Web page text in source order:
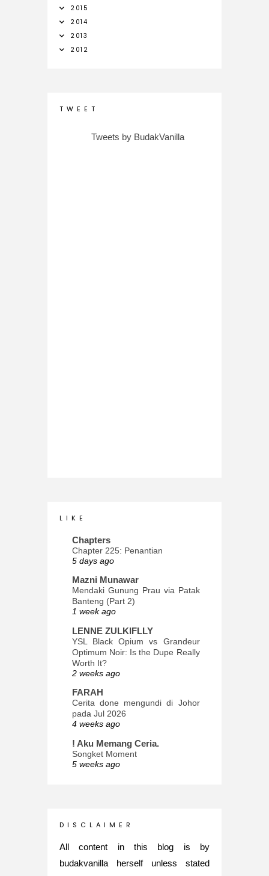
2015
2014
2013
2012
T W E E T
Tweets by BudakVanilla
L I K E
Chapters
Chapter 225: Penantian
5 days ago
Mazni Munawar
Mendaki Gunung Prau via Patak
Banteng (Part 2)
1 week ago
LENNE ZULKIFLLY
YSL Black Opium vs Grandeur
Optimum Noir: Is the Dupe Really
Worth It?
2 weeks ago
FARAH
Cerita done mengundi di Johor
pada Jul 2026
4 weeks ago
! Aku Memang Ceria.
Songket Moment
5 weeks ago
INTROVERTED GIRL
Glory of Special Forces!
D I S C L A I M E R
All content in this blog is by
budakvanilla herself unless stated